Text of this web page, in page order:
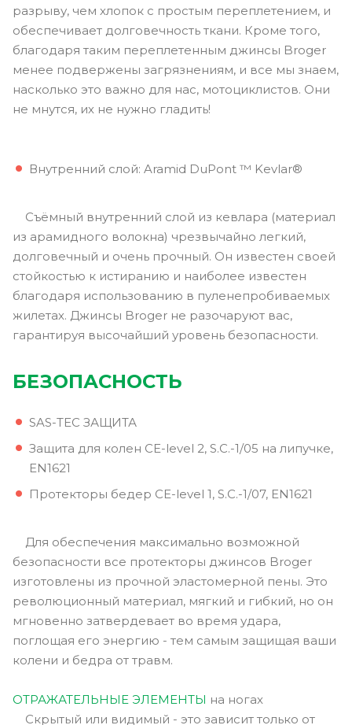
разрыву, чем хлопок с простым переплетением, и
обеспечивает долговечность ткани. Кроме того,
благодаря таким переплетенным джинсы Broger
менее подвержены загрязнениям, и все мы знаем,
насколько это важно для нас, мотоциклистов. Они
не мнутся, их не нужно гладить!
Внутренний слой: Aramid DuPont ™ Kevlar®
Съёмный внутренний слой из кевлара (материал
из арамидного волокна) чрезвычайно легкий,
долговечный и очень прочный. Он известен своей
стойкостью к истиранию и наиболее известен
благодаря использованию в пуленепробиваемых
жилетах. Джинсы Broger не разочаруют вас,
гарантируя высочайший уровень безопасности.
БЕЗОПАСНОСТЬ
SAS-TEC ЗАЩИТА
Защита для колен CE-level 2, S.C.-1/05 на липучке,
EN1621
Протекторы бедер CE-level 1, S.C.-1/07, EN1621
Для обеспечения максимально возможной
безопасности все протекторы джинсов Broger
изготовлены из прочной эластомерной пены. Это
революционный материал, мягкий и гибкий, но он
мгновенно затвердевает во время удара,
поглощая его энергию - тем самым защищая ваши
колени и бедра от травм.
ОТРАЖАТЕЛЬНЫЕ ЭЛЕМЕНТЫ на ногах
Скрытый или видимый - это зависит только от